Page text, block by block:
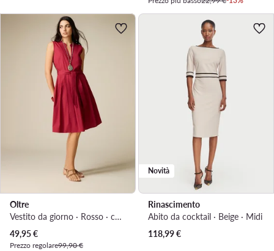
Oltre
Vestito da giorno · Rosso · corta
Prezzo attuale
49,95€
Prezzo regolare99,90 €
Novità
Rinascimento
Abito da cocktail · Beige · Midi
118,99€